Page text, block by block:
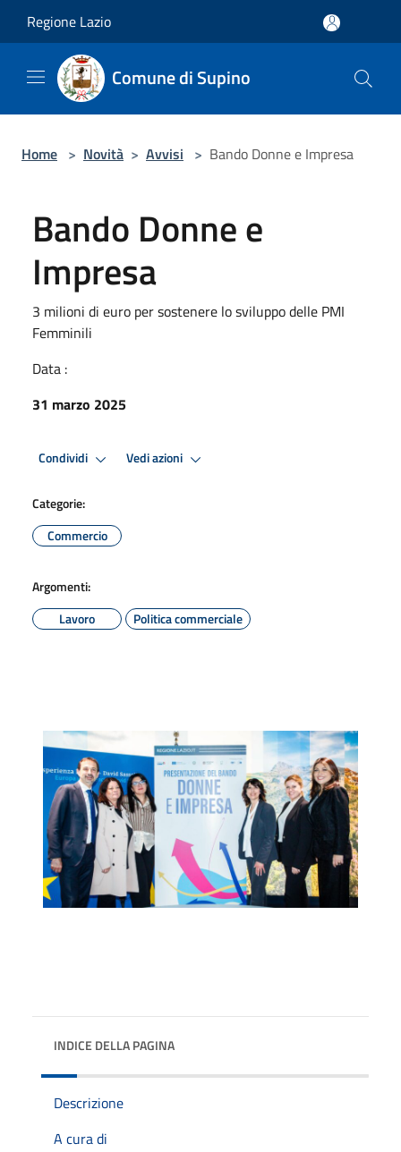
Regione Lazio
Comune di Supino
Home > Novità > Avvisi > Bando Donne e Impresa
Bando Donne e
Impresa
3 milioni di euro per sostenere lo sviluppo delle PMI
Femminili
Data :
31 marzo 2025
Condividi Vedi azioni
Categorie:
Commercio
Argomenti:
Lavoro
Politica commerciale
INDICE DELLA PAGINA
Descrizione
A cura di